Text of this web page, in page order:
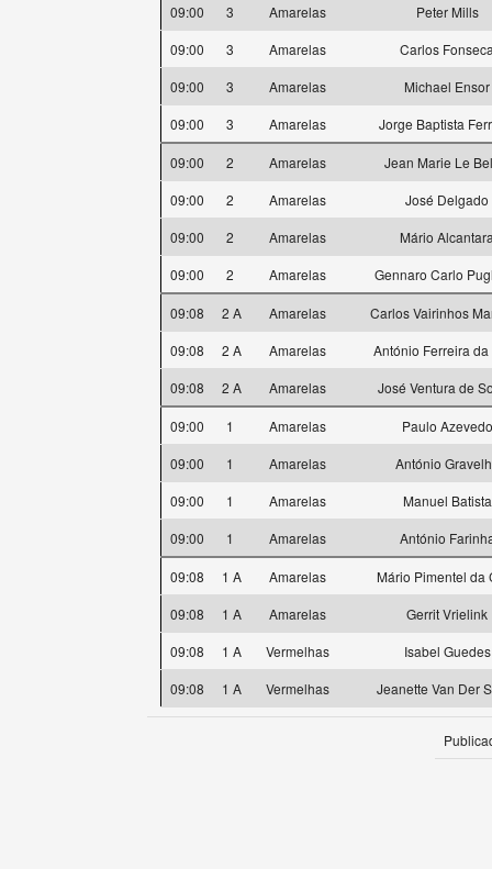
09:00 3 Amarelas
Peter Mills
09:00
3 Amarelas
Carlos
09:00
3 Amarelas
Michael Ensor
09:00
3 Amarelas Jorge Baptista
09:00 2 Amarelas
Jean Marie Le
09:00
2 Amarelas
José Delgado
09:00
2 Amarelas
Mário
09:00
2 Amarelas Gennaro Carlo
09:08 2 A Amarelas
Carlos Vairinhos
09:08
2 A Amarelas
António Ferreira da
09:08
2 A Amarelas José Ventura de
09:00 1 Amarelas
Paulo Azevedo
09:00
1 Amarelas
António
09:00
1 Amarelas
Manuel Batista
09:00
1 Amarelas António
09:08 1 A Amarelas
Mário Pimentel da
09:08
1 A Amarelas
Gerrit Vrielink
09:08
1 A Vermelhas
Isabel Guedes
09:08
1 A Vermelhas Jeanette Van Der